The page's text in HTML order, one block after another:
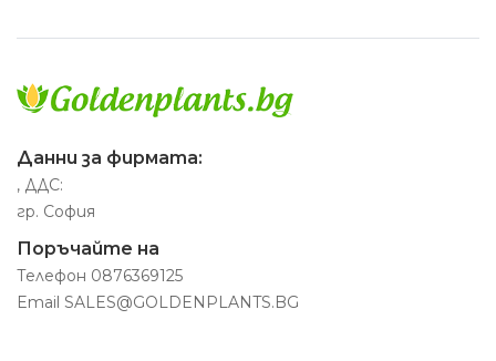
Данни за фирмата:
, ДДС:
гр. София
Поръчайте на
Телефон 0876369125
Email SALES@GOLDENPLANTS.BG